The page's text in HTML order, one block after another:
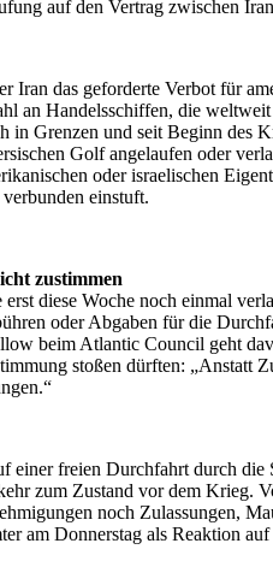
auf den Vertrag zwischen
Iran das geforderte Verbot für
an Handelsschiffen, die
in Grenzen und seit Beginn des
Golf angelaufen oder
oder israelischen
einstuft.
zustimmen
diese Woche noch einmal
oder Abgaben für die
beim Atlantic Council geht
stoßen dürften: „Anstatt
einer freien Durchfahrt durch
zum Zustand vor dem Krieg.
noch Zulassungen,
am Donnerstag als Reaktion